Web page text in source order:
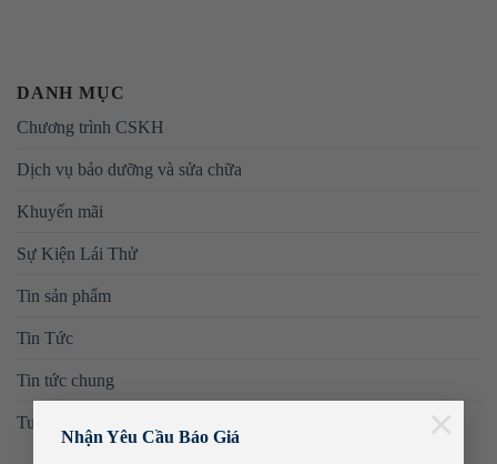
Nhận Yêu Cầu Báo Giá
×
DANH MỤC
Chương trình CSKH
Dịch vụ bảo dưỡng và sửa chữa
Khuyến mãi
Sự Kiện Lái Thử
Tin sản phẩm
Tin Tức
Tin tức chung
Tuyển dụng